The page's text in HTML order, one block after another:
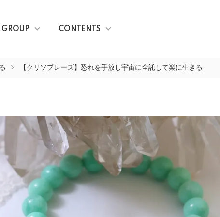
GROUP CONTENTS
【クリソプレーズ】恐れを手放し宇宙に全託して楽に生きる